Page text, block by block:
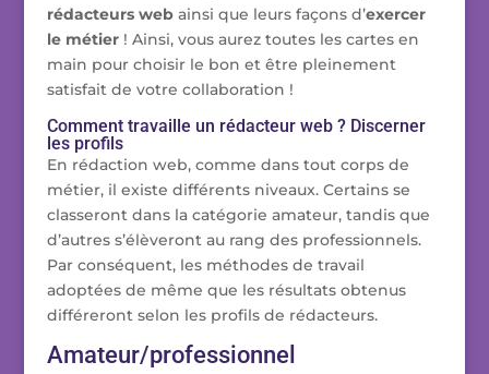
rédacteurs webainsi que leurs façons d’exercer
le métier! Ainsi, vous aurez toutes les cartes en
main pour choisir le bon et être pleinement
satisfait de votre collaboration !
Comment travaille un rédacteur web ? Discerner
les profils
En rédaction web, comme dans tout corps de
métier, il existe différents niveaux. Certains se
classeront dans la catégorie amateur, tandis que
d’autres s’élèveront au rang des professionnels.
Par conséquent, les méthodes de travail
adoptées de même que les résultats obtenus
différeront selon les profils de rédacteurs.
Amateur/professionnel